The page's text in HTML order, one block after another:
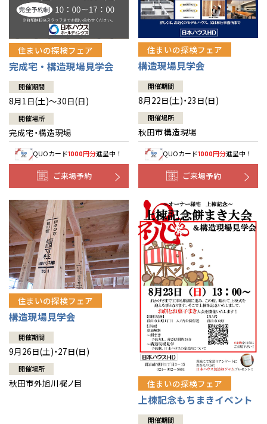
住まいの探検フェア
完成宅・構造現場見学会
開催期間
8月1日(土)～30日(日)
開催場所
完成宅・構造現場
QUOカード1000円分進呈中！
ご来場予約
住まいの探検フェア
構造現場見学会
開催期間
8月22日(土)・23日(日)
開催場所
秋田市構造現場
QUOカード1000円分進呈中！
ご来場予約
住まいの探検フェア
構造現場見学会
開催期間
9月26日(土)・27日(日)
開催場所
秋田市外旭川梶ノ目 住まいの探検フェア
上棟記念もちまきイベント
開催期間
山口
徳島
高知
鹿児島
長崎
沖縄